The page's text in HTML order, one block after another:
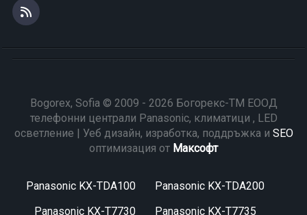
Bogorex, Sofia © 2009 - 2026 Богорекс-ТМ ЕООД
телефонни централи Panasonic, климатици , LED
осветление | Уеб дизайн, изработка, поддръжка и SEO
оптимизация от Максофт
Panasonic KX-TDA100
Panasonic KX-TDA200
Panasonic KX-T7730
Panasonic KX-T7735